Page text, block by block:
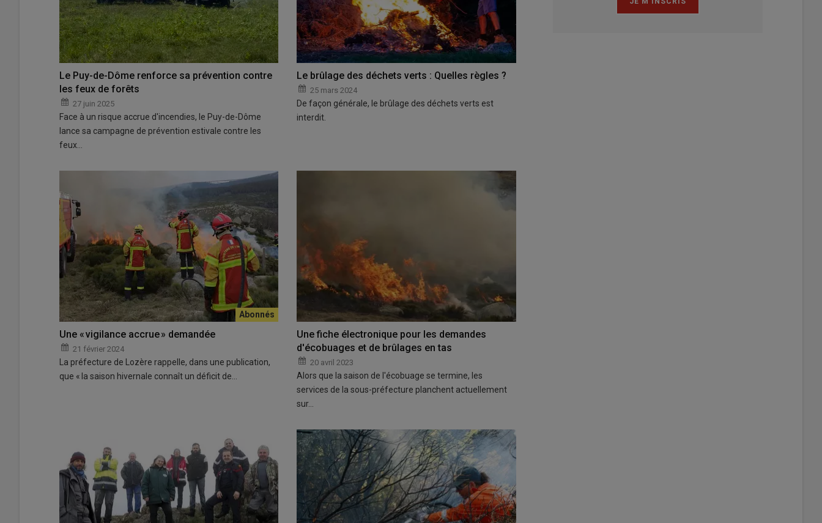
Le Puy-de-Dôme renforce sa prévention contre
les feux de forêts
27 juin 2025
Face à un risque accrue d'incendies, le Puy-de-Dôme
lance sa campagne de prévention estivale contre les
feux…
Le brûlage des déchets verts : Quelles règles ?
25 mars 2024
De façon générale, le brûlage des déchets verts est
interdit.
Une « vigilance accrue » demandée
21 février 2024
La préfecture de Lozère rappelle, dans une publication,
que « la saison hivernale connaît un déficit de…
Une fiche électronique pour les demandes
d'écobuages et de brûlages en tas
20 avril 2023
Alors que la saison de l'écobuage se termine, les
services de la sous-préfecture planchent actuellement
sur…